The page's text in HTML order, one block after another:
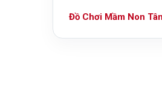
Đồ Chơi Mầm Non